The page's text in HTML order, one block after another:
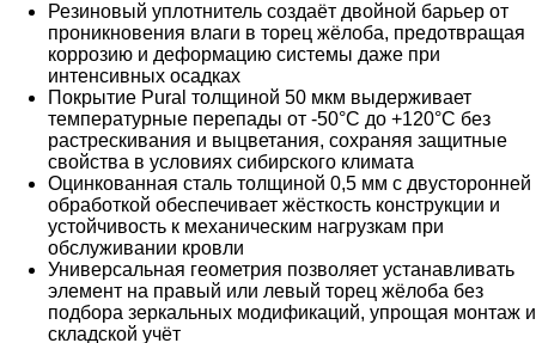
Резиновый уплотнитель создаёт двойной барьер от
проникновения влаги в торец жёлоба, предотвращая
коррозию и деформацию системы даже при
интенсивных осадках
Покрытие Pural толщиной 50 мкм выдерживает
температурные перепады от -50°C до +120°C без
растрескивания и выцветания, сохраняя защитные
свойства в условиях сибирского климата
Оцинкованная сталь толщиной 0,5 мм с двусторонней
обработкой обеспечивает жёсткость конструкции и
устойчивость к механическим нагрузкам при
обслуживании кровли
Универсальная геометрия позволяет устанавливать
элемент на правый или левый торец жёлоба без
подбора зеркальных модификаций, упрощая монтаж и
складской учёт